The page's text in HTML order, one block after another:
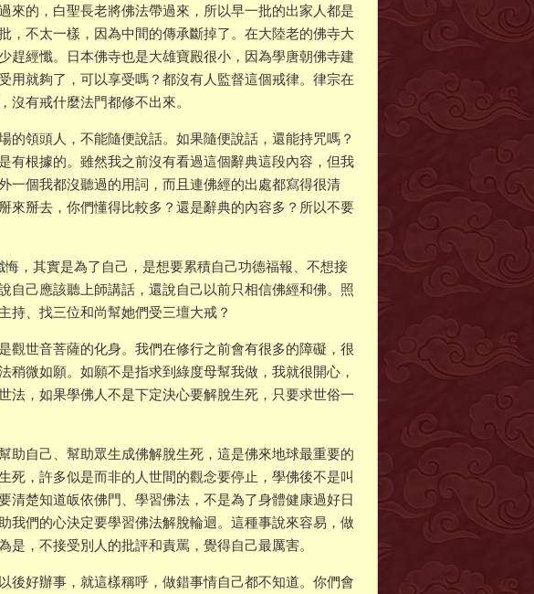
來的，白聖長老將佛法帶過來，所以早一批的出家人都是
，不太一樣，因為中間的傳承斷掉了。在大陸老的佛寺大
趕經懺。日本佛寺也是大雄寶殿很小，因為學唐朝佛寺建
用就夠了，可以享受嗎？都沒有人監督這個戒律。律宗在
有戒什麼法門都修不出來。
的領頭人，不能隨便說話。如果隨便說話，還能持咒嗎？
有根據的。雖然我之前沒有看過這個辭典這段內容，但我
一個我都沒聽過的用詞，而且連佛經的出處都寫得很清
來掰去，你們懂得比較多？還是辭典的內容多？所以不要
，其實是為了自己，是想要累積自己功德福報、不想接
自己應該聽上師講話，還說自己以前只相信佛經和佛。照
持、找三位和尚幫她們受三壇大戒？
觀世音菩薩的化身。我們在修行之前會有很多的障礙，很
稍微如願。如願不是指求到綠度母幫我做，我就很開心，
法，如果學佛人不是下定決心要解脫生死，只要求世俗一
助自己、幫助眾生成佛解脫生死，這是佛來地球最重要的
死，許多似是而非的人世間的觀念要停止，學佛後不是叫
清楚知道皈依佛門、學習佛法，不是為了身體健康過好日
我們的心決定要學習佛法解脫輪迴。這種事說來容易，做
，不接受別人的批評和責罵，覺得自己最厲害。
後好辦事，就這樣稱呼，做錯事情自己都不知道。你們會